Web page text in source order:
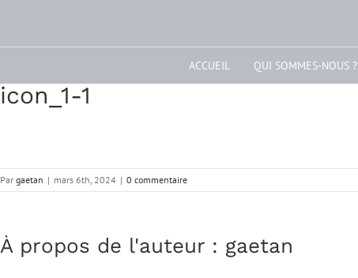
ACCUEIL QUI SOMMES-NOUS ?
icon_1-1
Par gaetan | mars 6th, 2024 | 0 commentaire
À propos de l'auteur : gaetan